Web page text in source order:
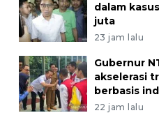
dalam
juta
23 jam lalu
Gubernur
akselerasi
berbasis
22 jam lalu